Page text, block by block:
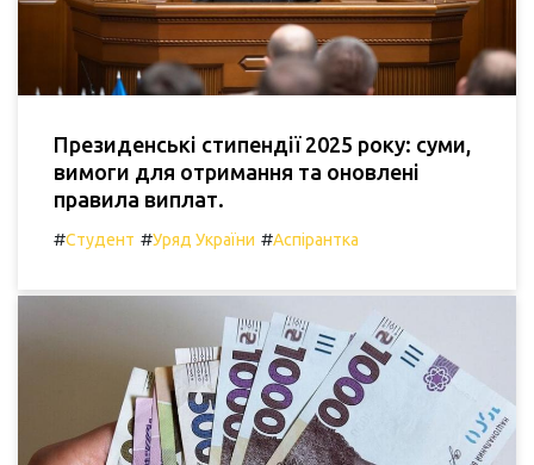
Президенські стипендії 2025 року: суми,
вимоги для отримання та оновлені
правила виплат.
#Студент #Уряд України #Аспірантка